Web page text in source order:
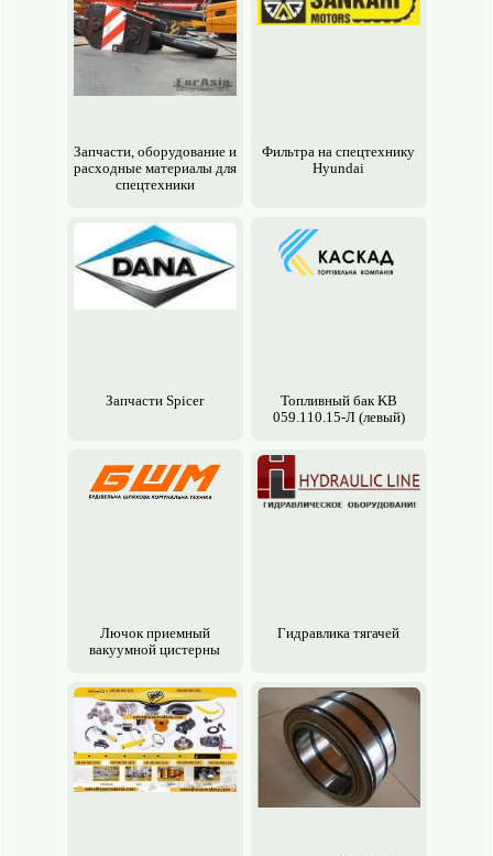
Запчасти, обору­дование и
расходные материалы для
спецтехники
Фильтра на спецтехнику
Hyundai
Запчасти Spicer
Топливный бак KВ
059.110.15-Л (левый)
Лючок приемный
вакуумной цистерны
Гидравлика тягачей